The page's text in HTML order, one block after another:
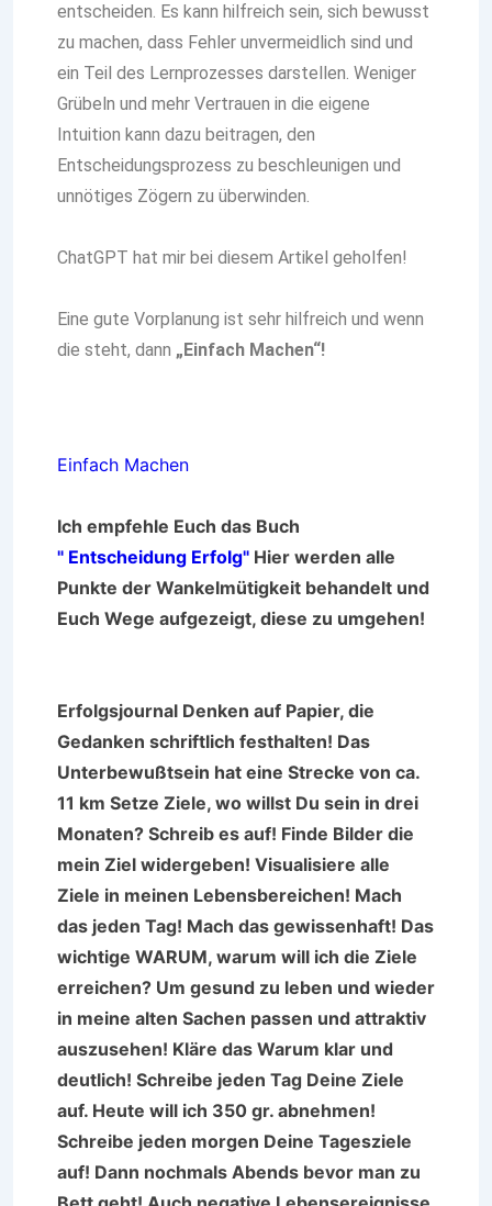
entscheiden. Es kann hilfreich sein, sich bewusst
zu machen, dass Fehler unvermeidlich sind und
ein Teil des Lernprozesses darstellen. Weniger
Grübeln und mehr Vertrauen in die eigene
Intuition kann dazu beitragen, den
Entscheidungsprozess zu beschleunigen und
unnötiges Zögern zu überwinden.
ChatGPT hat mir bei diesem Artikel geholfen!
Eine gute Vorplanung ist sehr hilfreich und wenn
die steht, dann „Einfach Machen“!
Einfach Machen
Ich empfehle Euch das Buch
" Entscheidung Erfolg" Hier werden alle
Punkte der Wankelmütigkeit behandelt und
Euch Wege aufgezeigt, diese zu umgehen!
Erfolgsjournal Denken auf Papier, die
Gedanken schriftlich festhalten! Das
Unterbewußtsein hat eine Strecke von ca.
11 km Setze Ziele, wo willst Du sein in drei
Monaten? Schreib es auf! Finde Bilder die
mein Ziel widergeben! Visualisiere alle
Ziele in meinen Lebensbereichen! Mach
das jeden Tag! Mach das gewissenhaft! Das
wichtige WARUM, warum will ich die Ziele
erreichen? Um gesund zu leben und wieder
in meine alten Sachen passen und attraktiv
auszusehen! Kläre das Warum klar und
deutlich! Schreibe jeden Tag Deine Ziele
auf. Heute will ich 350 gr. abnehmen!
Schreibe jeden morgen Deine Tagesziele
auf! Dann nochmals Abends bevor man zu